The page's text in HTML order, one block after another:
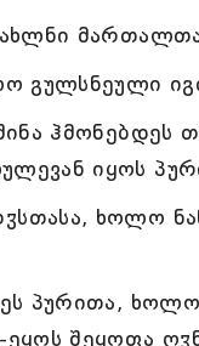
გულსნეული
ჰმონებდეს
იყოს
ხოლო
პურითა,
შეყოფა